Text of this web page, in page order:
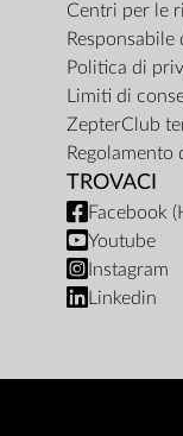
Centri per le
Politica di
Limiti di
ZepterClub
Regolamento
TROVACI
Facebook
Youtube
Instagram
Linkedin